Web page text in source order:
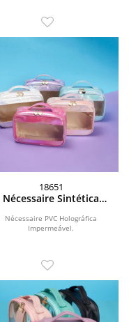
18651
Nécessaire Sintética
Nécessaire PVC Holográfica
Impermeável.